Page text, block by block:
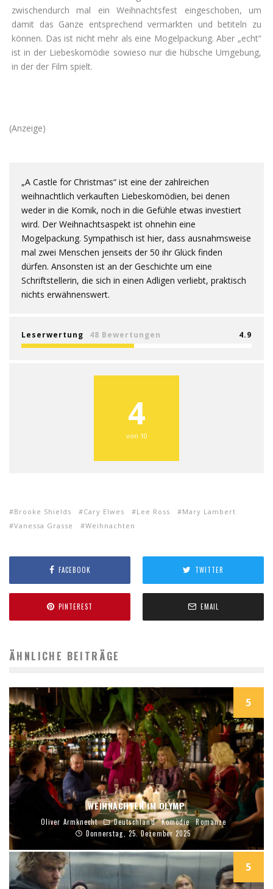
zwischendurch mal ein Weihnachtsfest eingeschoben, um
damit das Ganze entsprechend vermarkten und betiteln zu
können. Das ist nicht mehr als eine Mogelpackung. Aber „echt“
ist in der Liebeskomödie sowieso nur die hübsche Umgebung,
in der der Film spielt.
(Anzeige)
„A Castle for Christmas“ ist eine der zahlreichen
weihnachtlich verkauften Liebeskomödien, bei denen
weder in die Komik, noch in die Gefühle etwas investiert
wird. Der Weihnachtsaspekt ist ohnehin eine
Mogelpackung. Sympathisch ist hier, dass ausnahmsweise
mal zwei Menschen jenseits der 50 ihr Glück finden
dürfen. Ansonsten ist an der Geschichte um eine
Schriftstellerin, die sich in einen Adligen verliebt, praktisch
nichts erwähnenswert.
Leserwertung 48 Bewertungen 4.9
4
von 10
Brooke Shields Cary Elwes Lee Ross
Mary Lambert
Vanessa Grasse
Weihnachten
FACEBOOK TWITTER
PINTEREST EMAIL
ÄHNLICHE BEITRÄGE
5
WEIHNACHTEN IM OLYMP
Oliver Armknecht Deutschland Komödie
Romanze
Donnerstag, 25. Dezember 2025
5